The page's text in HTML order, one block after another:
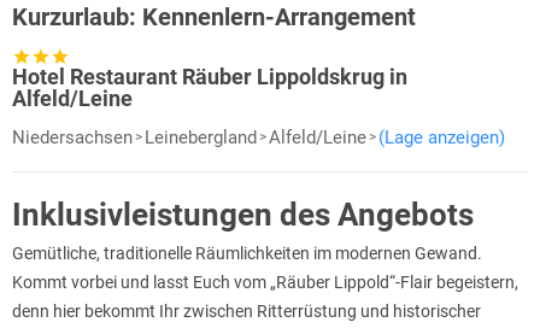
Kurzurlaub: Kennenlern-Arrangement
Hotel Restaurant Räuber Lippoldskrug in
Alfeld/Leine
Niedersachsen Leinebergland Alfeld/Leine (Lage anzeigen)
Inklusivleistungen des Angebots
Gemütliche, traditionelle Räumlichkeiten im modernen Gewand.
Kommt vorbei und lasst Euch vom „Räuber Lippold“-Flair begeistern,
denn hier bekommt Ihr zwischen Ritterrüstung und historischer